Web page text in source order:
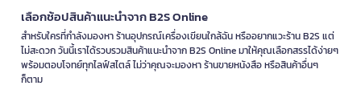
เลือกช้อปสินค้าแนะนำจาก B2S Online
สำหรับใครที่กำลังมองหา ร้านอุปกรณ์เครื่องเขียนใกล้ฉัน หรืออยากแวะร้าน B2S แต่
ไม่สะดวก วันนี้เราได้รวบรวมสินค้าแนะนำจาก B2S Online มาให้คุณเลือกสรรได้ง่ายๆ
พร้อมตอบโจทย์ทุกไลฟ์สไตล์ ไม่ว่าคุณจะมองหา ร้านขายหนังสือ หรือสินค้าอื่นๆ
ก็ตาม